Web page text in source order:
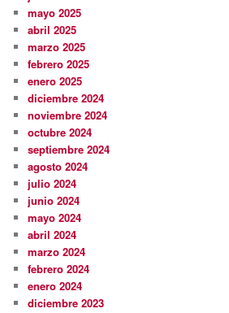
mayo 2025
abril 2025
marzo 2025
febrero 2025
enero 2025
diciembre 2024
noviembre 2024
octubre 2024
septiembre 2024
agosto 2024
julio 2024
junio 2024
mayo 2024
abril 2024
marzo 2024
febrero 2024
enero 2024
diciembre 2023